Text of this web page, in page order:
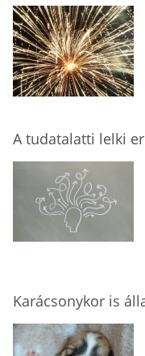
A tudatalatti lelki
Karácsonykor is